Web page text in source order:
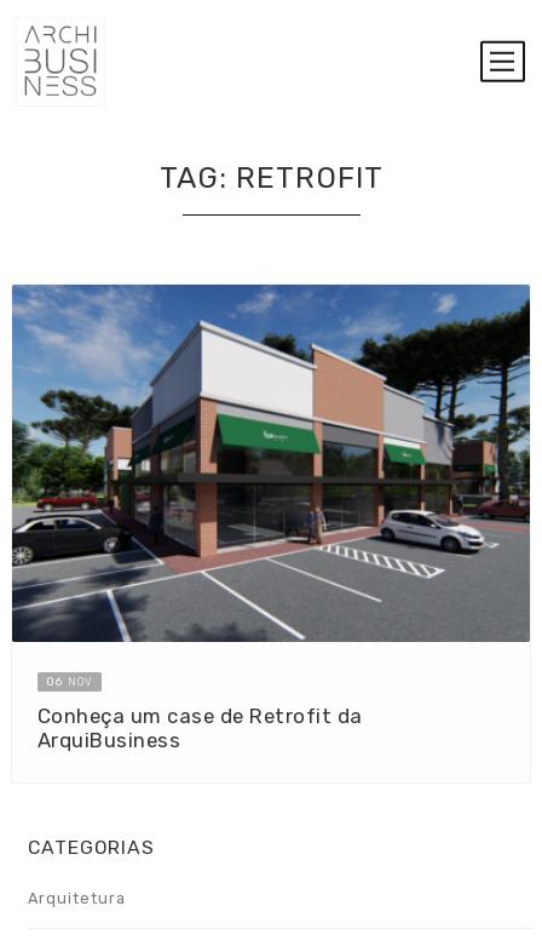
TAG: RETROFIT
06 NOV
Conheça um case de Retrofit da
ArquiBusiness
CATEGORIAS
Arquitetura